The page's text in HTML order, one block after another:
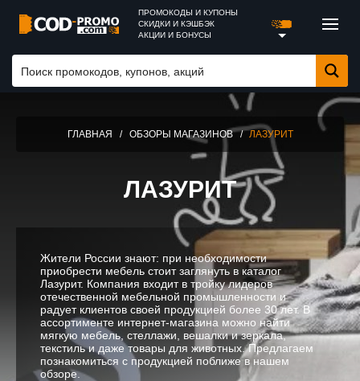
ПРОМОКОДЫ И КУПОНЫ
СКИДКИ И КЭШБЭК
АКЦИИ И БОНУСЫ
ГЛАВНАЯ / ОБЗОРЫ МАГАЗИНОВ / ЛАЗУРИТ
ЛАЗУРИТ
Жители России знают: при необходимости
приобрести мебель стоит заглянуть в каталог
Лазурит. Компания входит в тройку лидеров
отечественной мебельной промышленности и
радует клиентов своей продукцией более 30 лет. В
ассортименте интернет-магазина можно найти
мягкую мебель, стеллажи, вешалки и зеркала,
текстиль и даже товары для животных. Предлагаем
познакомиться с продукцией поближе в нашем
обзоре.